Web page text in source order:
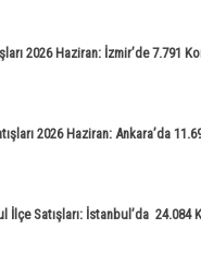
2026 Haziran: İzmir’de 7.791
2026 Haziran: Ankara’da
İlçe Satışları: İstanbul’da 24.084